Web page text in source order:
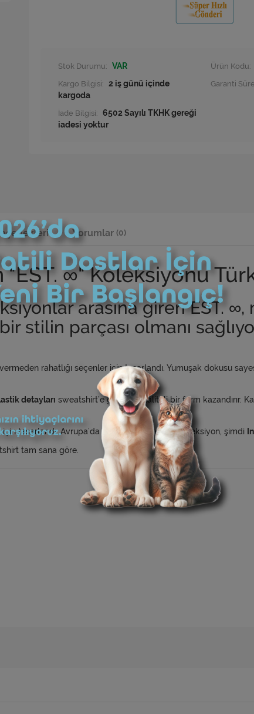
Stok Durumu: VAR Ürün Kodu:
Kargo Bilgisi: 2 iş günü içinde
kargoda
Garanti
İade Bilgisi:
Yorumlar (0)
∞" Koleksiyonu
arasına giren EST. ∞,
stilin parçası olmanı
rahatlığı seçenler için tasarlandı. Yumuşak dokusu
detayları sweatshirt’e güçlü ve kaliteli bir form kazandırır.
tasarlandı. Avrupa’da büyük ilgi gören bu koleksiyon, şimdi
tam sana göre.